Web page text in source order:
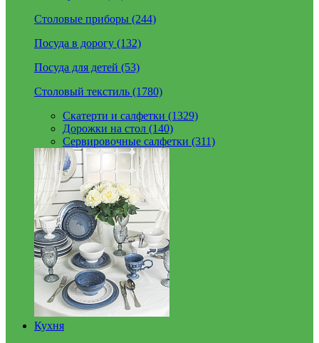
Столовые приборы (244)
Посуда в дорогу (132)
Посуда для детей (53)
Столовый текстиль (1780)
Скатерти и салфетки (1329)
Дорожки на стол (140)
Сервировочные салфетки (311)
Кухня